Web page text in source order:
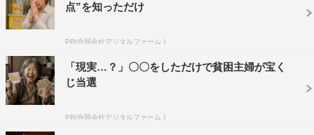
ことすらも、覚えていないようだった。
そんな美璃に、ひとりの女性・藤川沙菜（岡田結実）が声
沙菜「空はあなたのこと、忘れてます。やから、あなたも
空のこと、忘れたほうがいいと思います」
混乱する美璃。突然忘れてしまうとはどういうことなの
点”を知っただけ
PR(合同会社デジタルファーム )
「現実…？」〇〇をしただけで貧困主婦が宝く
じ当選
PR(合同会社デジタルファーム )